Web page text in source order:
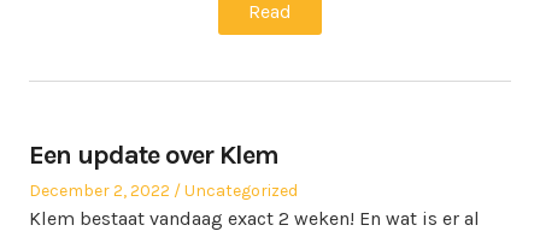
Read
Een update over Klem
Posted
on
December 2, 2022
Posted
in
Uncategorized
Klem bestaat vandaag exact 2 weken! En wat is er al